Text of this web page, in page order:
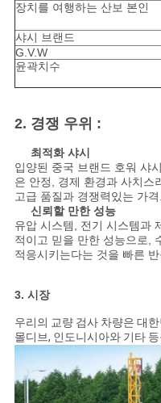
장치를 여행하는 산보 본인
샤시 브랜드
G.V.W
윤곽치수
2. 경쟁 우위 :
최적화 샤시
입양된 중국 브랜드 호워 샤
은 안정, 경제 환경과 사치스
고급 품질과 경쟁력있는 가격.
신뢰할 만한 성능
유압 시스템, 전기 시스템과
적이고 믿을 만한 성능으로,
적응시키는다는 것을 빠른
3. 시장
우리의 교량 검사 차량은 대
몰디브, 인도니시아와 기타